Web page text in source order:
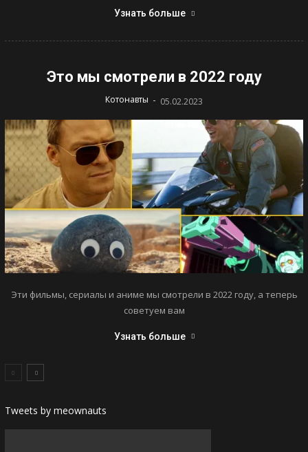
Узнать больше
Это мы смотрели в 2022 году
Котонавты - 05.02.2023
Эти фильмы, сериалы и аниме мы смотрели в 2022 году, а теперь
советуем вам
Узнать больше
Tweets by meownauts